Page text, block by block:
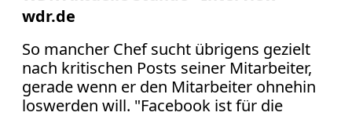
wdr.de
So mancher Chef sucht übrigens gezielt
nach kritischen Posts seiner Mitarbeiter,
gerade wenn er den Mitarbeiter ohnehin
loswerden will. "Facebook ist für die